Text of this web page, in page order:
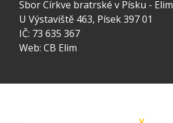
Sbor Církve bratrské v Písku - Elim
U Výstaviště 463, Písek 397 01
IČ: 73 635 367
Web: CB Elim